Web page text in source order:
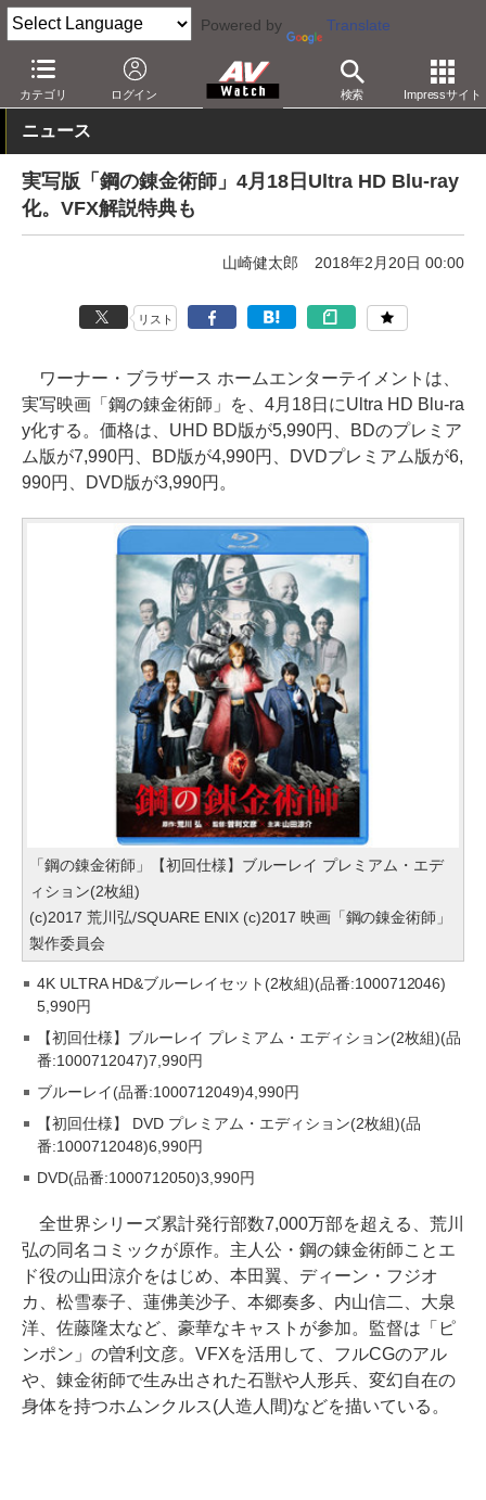
Powered by Translate
カテゴリ ログイン 検索 Impressサイト
AV Watch コンテンツ・サービス BD/DVD
ニュース
実写版「鋼の錬金術師」4月18日Ultra HD Blu-ray
化。VFX解説特典も
山崎健太郎 2018年2月20日 00:00
リスト
ワーナー・ブラザース ホームエンターテイメントは、
実写映画「鋼の錬金術師」を、4月18日にUltra HD Blu-ra
y化する。価格は、UHD BD版が5,990円、BDのプレミア
ム版が7,990円、BD版が4,990円、DVDプレミアム版が6,
990円、DVD版が3,990円。
「鋼の錬金術師」【初回仕様】ブルーレイ プレミアム・エデ
ィション(2枚組)
(c)2017 荒川弘/SQUARE ENIX (c)2017 映画「鋼の錬金術師」
製作委員会
4K ULTRA HD&ブルーレイセット(2枚組)(品番:1000712046)
5,990円
【初回仕様】ブルーレイ プレミアム・エディション(2枚組)(品
番:1000712047)7,990円
ブルーレイ(品番:1000712049)4,990円
【初回仕様】 DVD プレミアム・エディション(2枚組)(品
番:1000712048)6,990円
DVD(品番:1000712050)3,990円
全世界シリーズ累計発行部数7,000万部を超える、荒川
弘の同名コミックが原作。主人公・鋼の錬金術師ことエ
ド役の山田涼介をはじめ、本田翼、ディーン・フジオ
カ、松雪泰子、蓮佛美沙子、本郷奏多、内山信二、大泉
洋、佐藤隆太など、豪華なキャストが参加。監督は「ピ
ンポン」の曽利文彦。VFXを活用して、フルCGのアル
や、錬金術師で生み出された石獣や人形兵、変幻自在の
身体を持つホムンクルス(人造人間)などを描いている。